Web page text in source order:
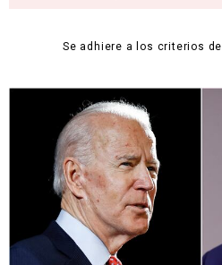
Se adhiere a los criterios de